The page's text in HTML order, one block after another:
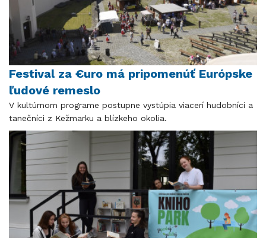
Festival za €uro má pripomenúť Európske
ľudové remeslo
V kultúrnom programe postupne vystúpia viacerí hudobníci a
tanečníci z Kežmarku a blízkeho okolia.